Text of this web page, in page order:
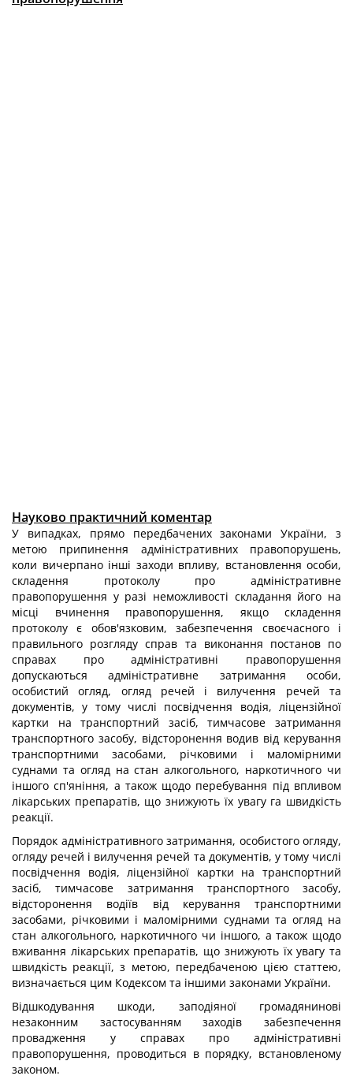
Науково практичний коментар
У випадках, прямо передбачених законами України, з
метою припинення адміністративних правопорушень,
коли вичерпано інші заходи впливу, встановлення особи,
складення протоколу про адміністративне
правопорушення у разі неможливості складання його на
місці вчинення правопорушення, якщо складення
протоколу є обов'язковим, забезпечення своєчасного і
правильного розгляду справ та виконання постанов по
справах про адміністративні правопорушення
допускаються адміністративне затримання особи,
особистий огляд, огляд речей і вилучення речей та
документів, у тому числі посвідчення водія, ліцензійної
картки на транспортний засіб, тимчасове затримання
транспортного засобу, відсторонення водив від керування
транспортними засобами, річковими і маломірними
суднами та огляд на стан алкогольного, наркотичного чи
іншого сп'яніння, а також щодо перебування під впливом
лікарських препаратів, що знижують їх увагу га швидкість
реакції.
Порядок адміністративного затримання, особистого огляду,
огляду речей і вилучення речей та документів, у тому числі
посвідчення водія, ліцензійної картки на транспортний
засіб, тимчасове затримання транспортного засобу,
відсторонення водіїв від керування транспортними
засобами, річковими і маломірними суднами та огляд на
стан алкогольного, наркотичного чи іншого, а також щодо
вживання лікарських препаратів, що знижують їх увагу та
швидкість реакції, з метою, передбаченою цією статтею,
визначається цим Кодексом та іншими законами України.
Відшкодування шкоди, заподіяної громадянинові
незаконним застосуванням заходів забезпечення
провадження у справах про адміністративні
правопорушення, проводиться в порядку, встановленому
законом.